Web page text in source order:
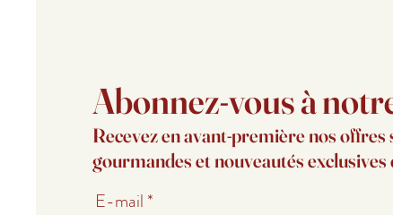
Abonnez-vous à
Recevez en avant-première nos
gourmandes et nouveautés exclusives
E-mail